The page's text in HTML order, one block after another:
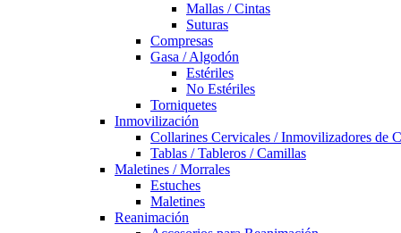
Mallas / Cintas
Suturas
Compresas
Gasa / Algodón
Estériles
No Estériles
Torniquetes
Inmovilización
Collarines Cervicales / Inmovilizadores de
Tablas / Tableros / Camillas
Maletines / Morrales
Estuches
Maletines
Reanimación